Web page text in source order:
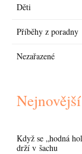
Děti
Příběhy z poradny
Nezařazené
Když se „hodná
drží v šachu